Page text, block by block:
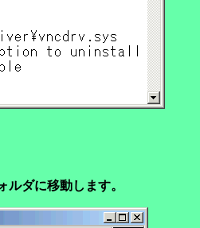
ダに移動します。